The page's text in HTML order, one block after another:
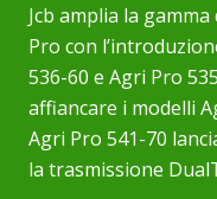
Jcb amplia la
Pro con
536-60 e Agri Pro
affiancare i modelli
Agri Pro 541-70
la trasmissione